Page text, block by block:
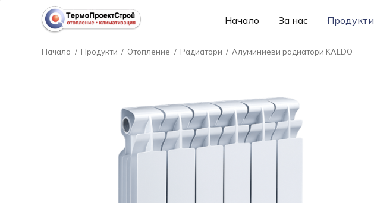
Начало За нас Продукти
Начало / Продукти / Отопление / Радиатори / Алуминиеви радиатори KALDO